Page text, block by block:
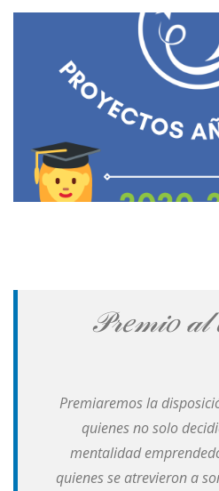
𝒫𝓇𝑒𝓂𝒾𝑜 𝒶𝓁
Premiaremos la
quienes no solo
mentalidad
quienes se atrevieron a